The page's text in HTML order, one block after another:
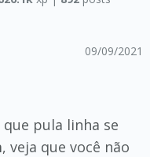
09/09/2021
pula linha se
veja que você não